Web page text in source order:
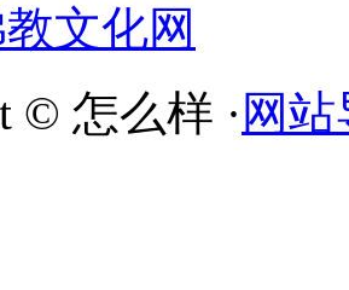
文化网
© 怎么样 · 网